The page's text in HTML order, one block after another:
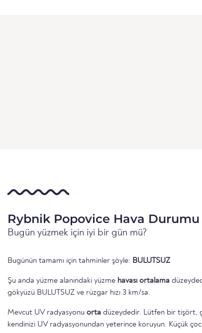
Rybnik Popovice Hava Durumu
Bugün yüzmek için iyi bir gün mü?
Bugünün tamamı için tahminler şöyle: BULUTSUZ
Şu anda yüzme alanındaki yüzme havası ortalama
gökyüzü BULUTSUZ ve rüzgar hızı 3 km/sa.
Mevcut UV radyasyonu orta düzeydedir. Lütfen bir tişört,
kendinizi UV radyasyonundan yeterince koruyun. Küçük